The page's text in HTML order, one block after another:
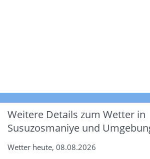
Weitere Details zum Wetter in
Susuzosmaniye und
Wetter heute, 08.08.2026